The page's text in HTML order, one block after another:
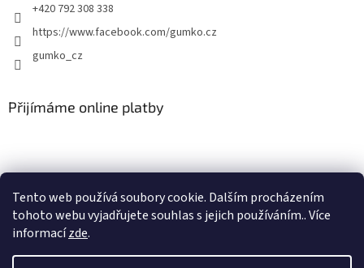
Tento web používá soubory cookie. Dalším procházením
tohoto webu vyjadřujete souhlas s jejich používáním.. Více
informacízde.
+420 792 308 338
https://www.facebook.com/gumko.cz
gumko_cz
Přijímáme online platby
Vytvořil Shoptet